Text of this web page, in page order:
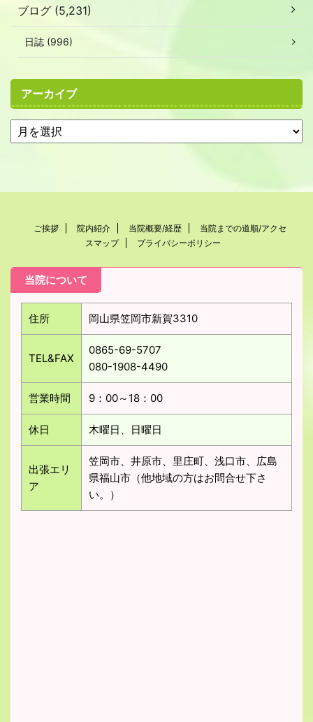
ブログ (5,231)
日誌 (996)
アーカイブ
ご挨拶 院内紹介 当院概要/経歴
当院までの道順/アクセ
スマップ
プライバシーポリシー
当院について
住所 岡山県笠岡市新賀3310
TEL&FAX
0865-69-5707
080-1908-4490
営業時間 9：00～18：00
休日 木曜日、日曜日
出張エリ
ア
笠岡市、井原市、里庄町、浅口市、広島
県福山市（他地域の方はお問合せ下さ
い。）